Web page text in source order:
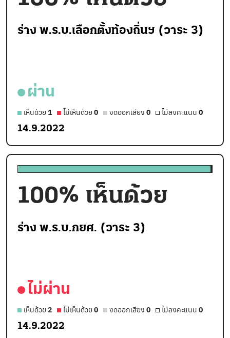
ร่าง พ.ร.บ.เลือกตั้งท้องถิ่นฯ (วาระ 3)
ผ่าน
เห็นด้วย 1 ไม่เห็นด้วย 0 งดออกเสียง 0 ไม่ลงคะแนน 0
14.9.2022
100% เห็นด้วย
ร่าง พ.ร.บ.กยศ. (วาระ 3)
ไม่ผ่าน
เห็นด้วย 2 ไม่เห็นด้วย 0 งดออกเสียง 0 ไม่ลงคะแนน 0
14.9.2022